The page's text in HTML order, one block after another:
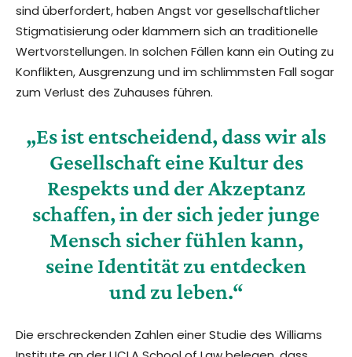
sind überfordert, haben Angst vor gesellschaftlicher
Stigmatisierung oder klammern sich an traditionelle
Wertvorstellungen. In solchen Fällen kann ein Outing zu
Konflikten, Ausgrenzung und im schlimmsten Fall sogar
zum Verlust des Zuhauses führen.
„Es ist entscheidend, dass wir als
Gesellschaft eine Kultur des
Respekts und der Akzeptanz
schaffen, in der sich jeder junge
Mensch sicher fühlen kann,
seine Identität zu entdecken
und zu leben.“
Die erschreckenden Zahlen einer Studie des Williams